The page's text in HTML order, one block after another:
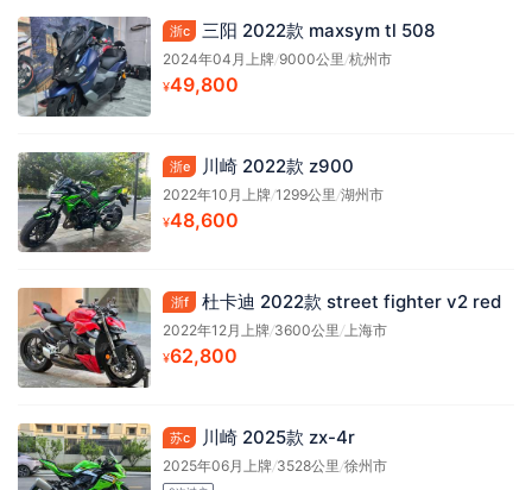
浙c 三阳 2022款 maxsym tl 508
2024年04月上牌/9000公里 /杭州市
¥49,800
浙e 川崎 2022款 z900
2022年10月上牌/1299公里 /湖州市
¥48,600
浙f 杜卡迪 2022款 street fighter v2 red
2022年12月上牌/3600公里 /上海市
¥62,800
苏c 川崎 2025款 zx-4r
2025年06月上牌/3528公里 /徐州市